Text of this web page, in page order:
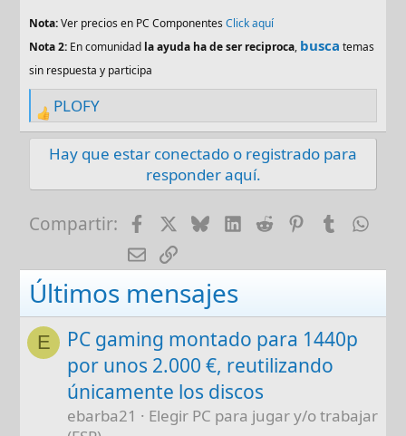
Nota:Ver precios en PC ComponentesClick aquí
Nota 2: En comunidad la ayuda ha de ser reciproca, busca temas
sin respuesta y participa
R
e
i
s
:
PLOFY
Hay que estar conectado o registrado para
responder aquí.
Compartir: FacebookBlueskyLinkedIn
RedditPinterest
Tumblr
E-mailEnlace
Últimos mensajes
E
PC gaming montado para 1440p
por unos 2.000 €, reutilizando
únicamente los discos
ebarba21
Elegir PC para jugar y/o trabajar